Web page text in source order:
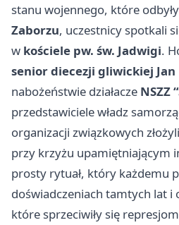
stanu wojennego, które
Zaborzu, uczestnicy spotkali
w kościele pw. św. Jadwigi.
senior diecezji gliwickiej Jan
nabożeństwie działacze NSZZ
przedstawiciele władz
organizacji związkowych
przy krzyżu upamiętniającym
prosty rytuał, który każdemu
doświadczeniach tamtych lat i
które sprzeciwiły się